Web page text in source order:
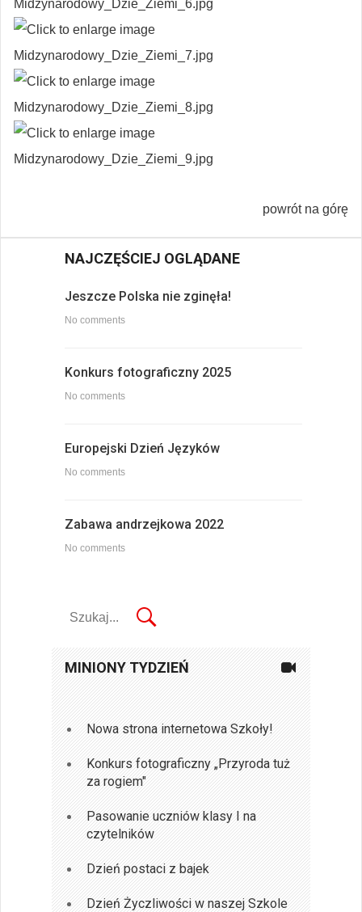
powrót na górę
NAJCZĘŚCIEJ OGLĄDANE
Jeszcze Polska nie zginęła!
No comments
Konkurs fotograficzny 2025
No comments
Europejski Dzień Języków
No comments
Zabawa andrzejkowa 2022
No comments
MINIONY TYDZIEŃ
Nowa strona internetowa Szkoły!
Konkurs fotograficzny „Przyroda tuż
za rogiem"
Pasowanie uczniów klasy I na
czytelników
Dzień postaci z bajek
Dzień Życzliwości w naszej Szkole